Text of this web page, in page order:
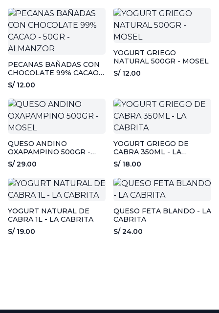
PECANAS BAÑADAS CON
CHOCOLATE 99% CACAO -
50GR - ALMANZOR
S/ 12.00
YOGURT GRIEGO
NATURAL 500GR - MOSEL
S/ 12.00
QUESO ANDINO
OXAPAMPINO 500GR -
MOSEL
S/ 29.00
YOGURT GRIEGO DE
CABRA 350ML - LA
CABRITA
S/ 18.00
YOGURT NATURAL DE
CABRA 1L - LA CABRITA
S/ 19.00
QUESO FETA BLANDO - LA
CABRITA
S/ 24.00